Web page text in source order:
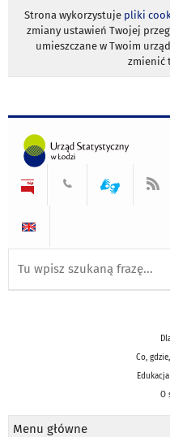
Strona wykorzystuje pliki
zmiany ustawień Twojej
umieszczane w Twoim
zmienić
Co,
O
Menu główne